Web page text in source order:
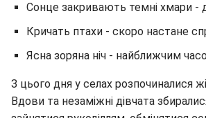
Сонце закривають темні хмари -
Кричать птахи - скоро настане
Ясна зоряна ніч - найближчим
З цього дня у селах розпочиналися
Вдови та незаміжні дівчата